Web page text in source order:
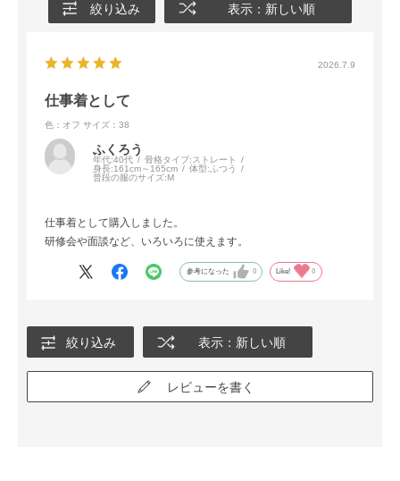
絞り込み 表示：新しい順
2026.7.9
仕事着として
色：オフ サイズ：38
ふくろう
年代:40代 骨格タイプ: ストレート
身長:161cm～165cm 体型: ふつう
普段の服のサイズ:M
仕事着として購入しました。
研修会や面談など、いろいろに使えます。
参考になった 0 Like! 0
絞り込み 表示：新しい順
レビューを書く